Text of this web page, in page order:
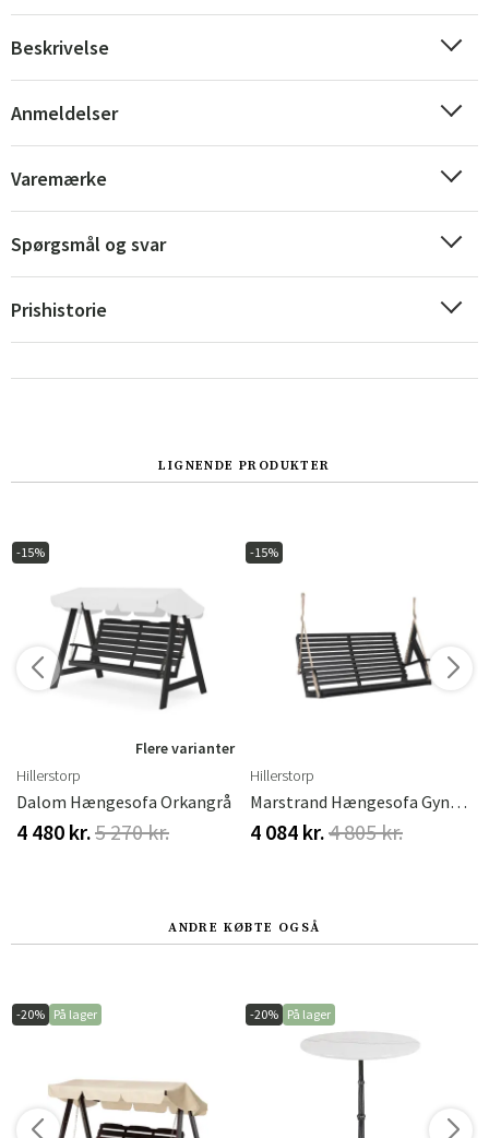
Beskrivelse
Anmeldelser
Varemærke
Spørgsmål og svar
Prishistorie
LIGNENDE PRODUKTER
-15%
Flere varianter
Hillerstorp
Dalom Hængesofa Orkangrå
4 480 kr.5 270 kr.
-15%
Hillerstorp
Marstrand Hængesofa Gynge Grå
4 084 kr.4 805 kr.
ANDRE KØBTE OGSÅ
-20% På lager -20% På lager